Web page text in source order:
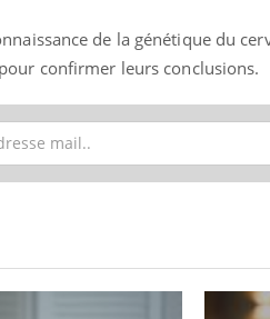
de la génétique du
confirmer leurs conclusions.